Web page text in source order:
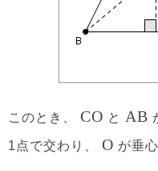
このとき、 CO と AB
1点で交わり、 O が垂